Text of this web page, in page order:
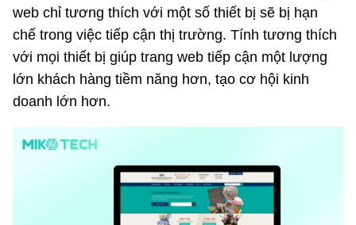
web chỉ tương thích với một số thiết bị sẽ bị hạn
chế trong việc tiếp cận thị trường. Tính tương thích
với mọi thiết bị giúp trang web tiếp cận một lượng
lớn khách hàng tiềm năng hơn, tạo cơ hội kinh
doanh lớn hơn.